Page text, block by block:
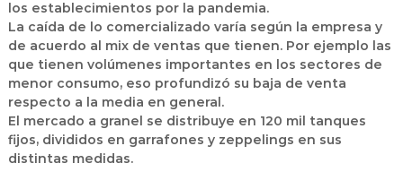
los establecimientos por la pandemia.
La caída de lo comercializado varía según la empresa y
de acuerdo al mix de ventas que tienen. Por ejemplo las
que tienen volúmenes importantes en los sectores de
menor consumo, eso profundizó su baja de venta
respecto a la media en general.
El mercado a granel se distribuye en 120 mil tanques
fijos, divididos en garrafones y zeppelings en sus
distintas medidas.